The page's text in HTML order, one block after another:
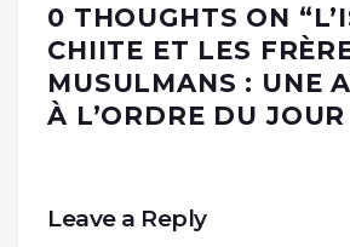
0 THOUGHTS ON “
CHIITE ET LES
MUSULMANS : UNE
À L’ORDRE DU JOUR
Leave a Reply